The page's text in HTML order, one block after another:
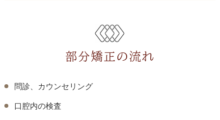
部分矯正の流れ
問診、カウンセリング
口腔内の検査